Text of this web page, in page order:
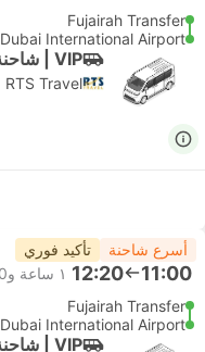
Fujairah Transfer
Dubai International Airport
VIP | شاحنة
RTS Travel
أسرع شاحنة تأكيد فوري
11:00
12:20 ١ ساعة و‫20 دقائق
Fujairah Transfer
Dubai International Airport
VIP | شاحنة